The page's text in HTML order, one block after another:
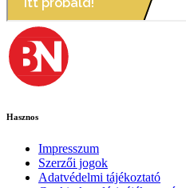
Hasznos
Impresszum
Szerzői jogok
Adatvédelmi tájékoztató